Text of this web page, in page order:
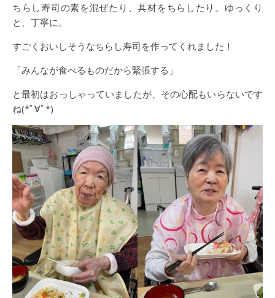
ちらし寿司の素を混ぜたり、具材をちらしたり。ゆっくり
と、丁寧に。
すごくおいしそうなちらし寿司を作ってくれました！
「みんなが食べるものだから緊張する」
と最初はおっしゃっていましたが、その心配もいらないです
ね(*ﾟ∀ﾟ*)